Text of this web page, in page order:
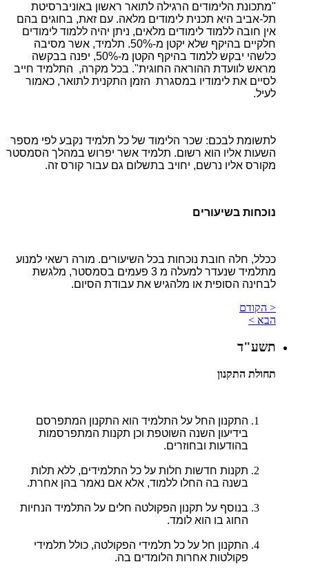
"מתכונת הלימודים הרגילה לתואר ראשון באוניברסיטת
תל-אביב היא תכנית לימודים מלאה. עם זאת, בחוגים בהם
אין חובה ללמוד לימודים מלאים, ניתן יהיה ללמוד לימודים
חלקיים בהיקף שלא יקטן מ-50%. תלמיד, אשר מסיבה
כלשהי יבקש ללמוד בהיקף הקטן מ-50%, יפנה בבקשה
מראש לוועדת ההוראה החוגית". בכל מקרה, התלמיד חייב
לסיים את לימודיו במסגרת הזמן התקנית לתואר, כאמור
לעיל.
לתשומת לבכם: שכר הלימוד של כל תלמיד נקבע לפי מספר
השעות אליו הוא רשום. תלמיד אשר יפרוש במהלך הסמסטר
מקורס אליו נרשם, יחויב בתשלום גם עבור קורס זה.
נוכחות בשיעורים
ככלל, חלה חובת נוכחות בכל השיעורים. מורה רשאי למנוע
מתלמיד שנעדר למעלה מ 3 פעמים בסמסטר, מלגשת
לבחינה הסופית או מלהגיש את עבודת הסיום.
< הקודם
הבא >
תשע"ד
תחולת התקנון
התקנון החל על התלמיד הוא התקנון המתפרסם
בידיעון השנה השוטפת וכן תקנות המתפרסמות
בהודעות ובחוזרים.
תקנות חדשות חלות על כל התלמידים, ללא תלות
בשנה בה החלו ללמוד, אלא אם נאמר בהן אחרת.
בנוסף על תקנון הפקולטה חלים על התלמיד הנחיות
החוג בו הוא לומד.
התקנון חל על כל תלמידי הפקולטה, כולל תלמידי
פקולטות אחרות הלומדים בה.